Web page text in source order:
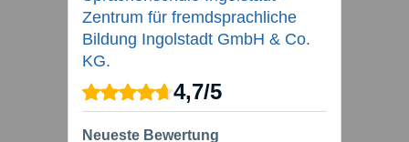
Zentrum für fremdsprachliche
Bildung Ingolstadt GmbH & Co.
KG.
4,7/5
Neueste Bewertung